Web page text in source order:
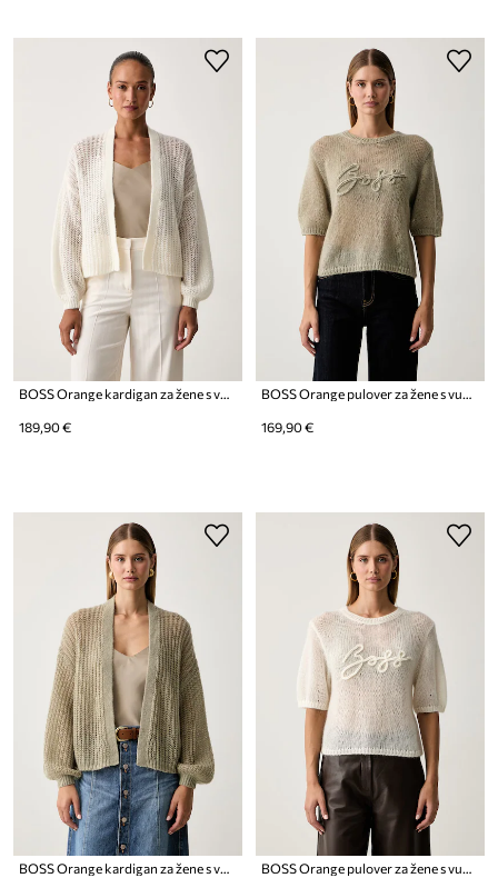
BOSS Orange kardigan za žene s vunom C_Furgovia_1
189,90 €
BOSS Orange pulover za žene s vunom C_Farezza
169,90 €
BOSS Orange kardigan za žene s vunom C_Furgovia_1 BOSS Orange pulover za žene s vunom C_Farezza